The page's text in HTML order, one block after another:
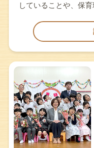
していることや、保